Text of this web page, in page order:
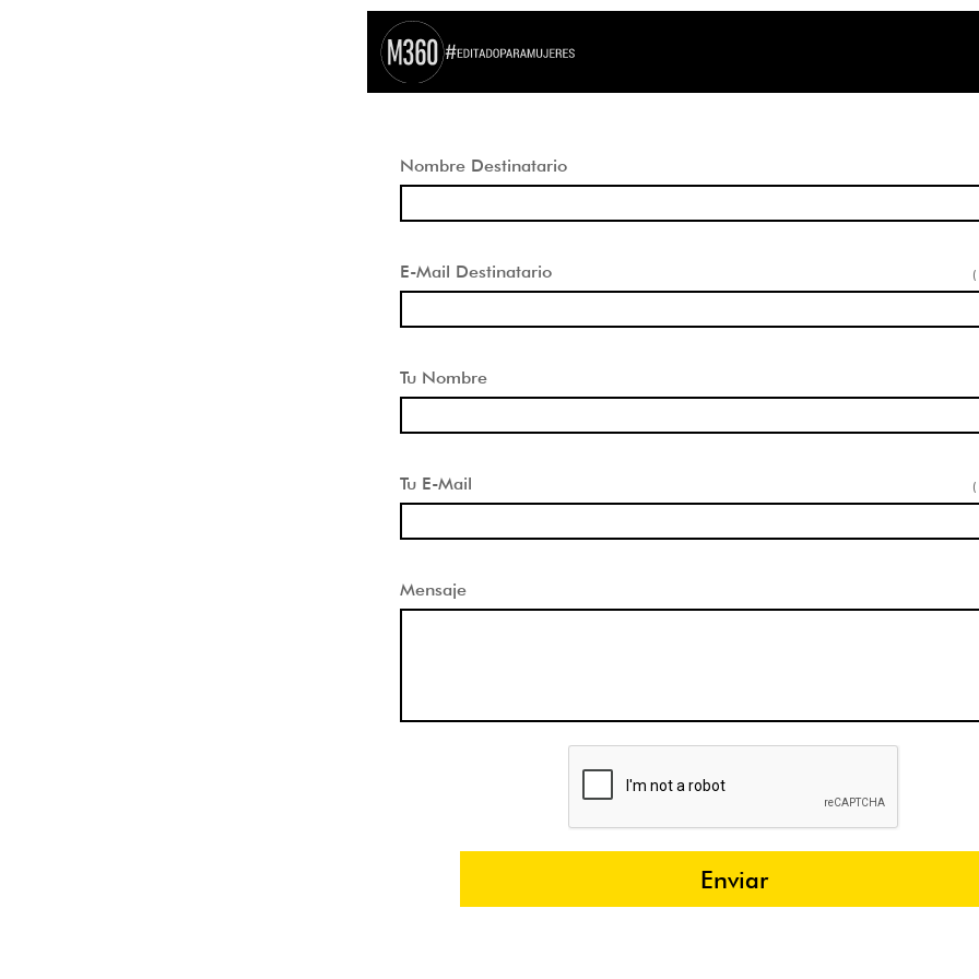
Nombre Destinatario
E-Mail Destinatario
Tu Nombre
Tu E-Mail
Mensaje